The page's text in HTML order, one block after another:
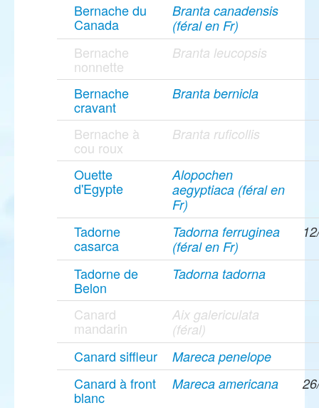
Bernache du
Canada
Branta canadensis
(féral en Fr)
Bernache
nonnette
Branta leucopsis
Bernache
cravant
Branta bernicla
Bernache à
cou roux
Branta ruficollis
Ouette
d'Egypte
Alopochen
aegyptiaca (féral en
Fr)
Tadorne
casarca
Tadorna ferruginea
(féral en Fr)
Tadorne de
Belon
Tadorna tadorna
Canard
mandarin
Aix galericulata
(féral)
Canard siffleur Mareca penelope
Canard à front
blanc
Mareca americana